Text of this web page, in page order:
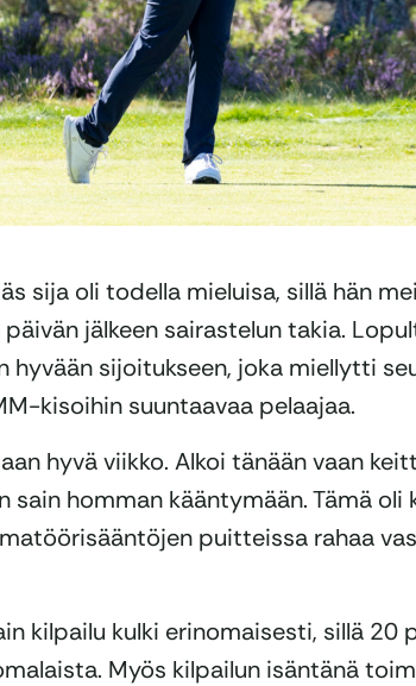
sija oli todella mieluisa, sillä hän
jälkeen sairastelun takia.
hyvään sijoitukseen, joka miellytti
kisoihin suuntaavaa pelaajaa.
hyvä viikko. Alkoi tänään vaan
sain homman kääntymään. Tämä oli
puitteissa rahaa
kilpailu kulki erinomaisesti, sillä 20
Myös kilpailun isäntänä